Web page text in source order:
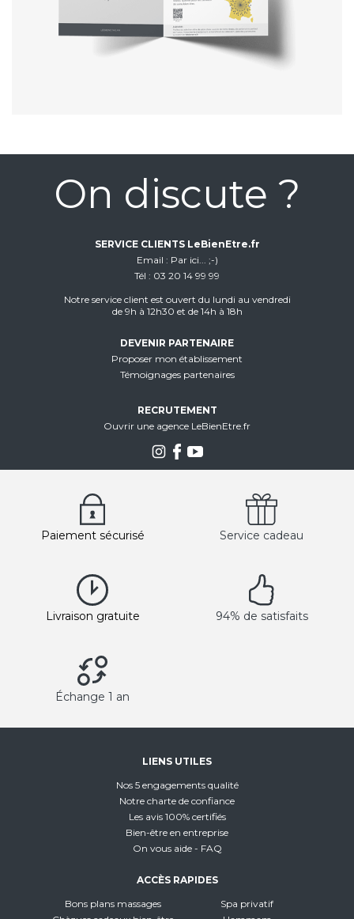
On discute ?
SERVICE CLIENTS LeBienEtre.fr
Email
Par ici... ;-)
Tél
03 20 14 99 99
Notre service client est ouvert du lundi au vendredi
de 9h à 12h30 et de 14h à 18h
DEVENIR PARTENAIRE
Proposer mon établissement
Témoignages partenaires
RECRUTEMENT
Ouvrir une agence LeBienEtre.fr
Paiement sécurisé Service cadeau
Livraison gratuite 94% de satisfaits
Échange 1 an
LIENS UTILES
Nos 5 engagements qualité
Notre charte de confiance
Les avis 100% certifiés
Bien-être en entreprise
On vous aide - FAQ
ACCÈS RAPIDES
Bons plans massages
Spa privatif